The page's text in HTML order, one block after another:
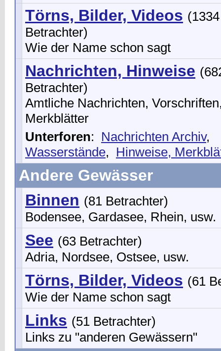
Törns, Bilder, Videos (1334
Betrachter)
Wie der Name schon sagt
Nachrichten, Hinweise
Betrachter)
Amtliche Nachrichten,
Merkblätter
Unterforen: Nachrichten Archiv,
Wasserstände, Hinweise,
Andere Gewässer
Binnen (81 Betrachter)
Bodensee, Gardasee, Rhein, usw.
See (63 Betrachter)
Adria, Nordsee, Ostsee, usw.
Törns, Bilder, Videos (61
Wie der Name schon sagt
Links (51 Betrachter)
Links zu "anderen Gewässern"